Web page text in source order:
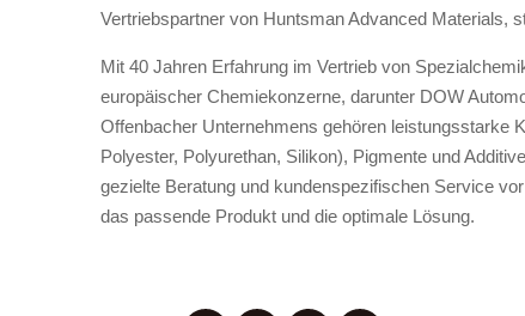
Vertriebspartner von Huntsman Advanced Materials,
Mit 40 Jahren Erfahrung im Vertrieb von
europäischer Chemiekonzerne, darunter DOW
Offenbacher Unternehmens gehören leistungsstarke
Polyester, Polyurethan, Silikon), Pigmente und
gezielte Beratung und kundenspezifischen Service
das passende Produkt und die optimale Lösung.